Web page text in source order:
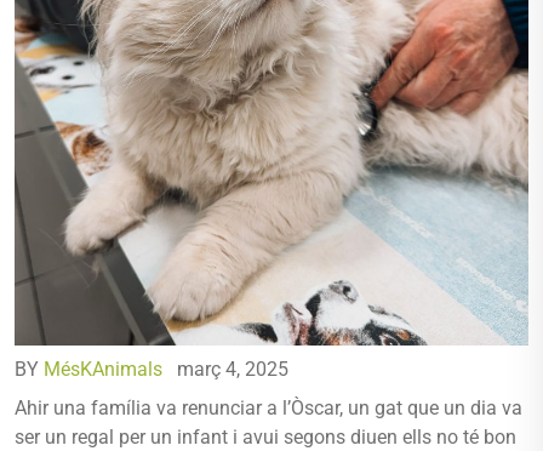
BY MésKAnimals
març 4, 2025
Ahir una família va renunciar a l’Òscar, un gat que un dia va
ser un regal per un infant i avui segons diuen ells no té bon